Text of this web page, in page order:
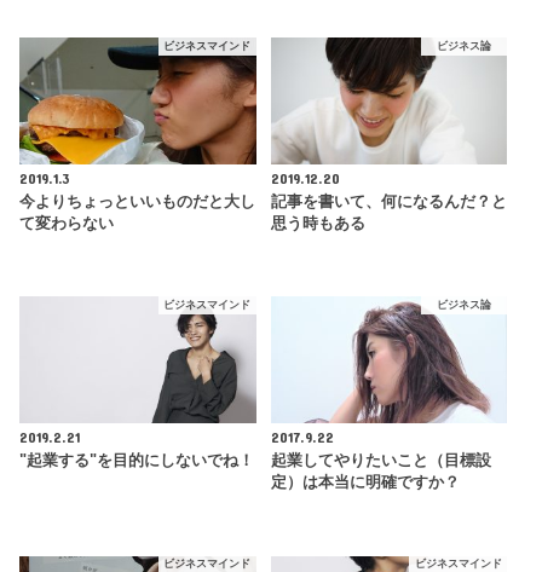
ビジネスマインド
2019.1.3
今よりちょっといいものだと大し
て変わらない
ビジネス論
2019.12.20
記事を書いて、何になるんだ？と
思う時もある
ビジネスマインド
2019.2.21
"起業する"を目的にしないでね！
ビジネス論
2017.9.22
起業してやりたいこと（目標設
定）は本当に明確ですか？
ビジネスマインド ビジネスマインド